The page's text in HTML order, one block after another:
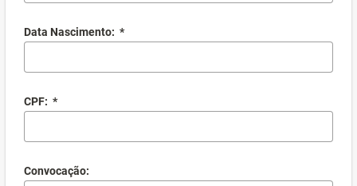
Data Nascimento: *
CPF: *
Convocação: